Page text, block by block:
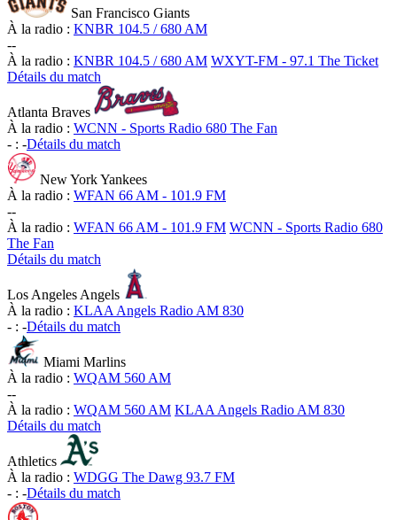
San Francisco Giants
À la radio : KNBR 104.5 / 680 AM
--
À la radio : KNBR 104.5 / 680 AM WXYT-FM - 97.1 The Ticket
Détails du match
Atlanta Braves
À la radio : WCNN - Sports Radio 680 The Fan
- : -Détails du match
New York Yankees
À la radio : WFAN 66 AM - 101.9 FM
--
À la radio : WFAN 66 AM - 101.9 FM WCNN - Sports Radio 680
The Fan
Détails du match
Los Angeles Angels
À la radio : KLAA Angels Radio AM 830
- : -Détails du match
Miami Marlins
À la radio : WQAM 560 AM
--
À la radio : WQAM 560 AM KLAA Angels Radio AM 830
Détails du match
Athletics
À la radio : WDGG The Dawg 93.7 FM
- : -Détails du match